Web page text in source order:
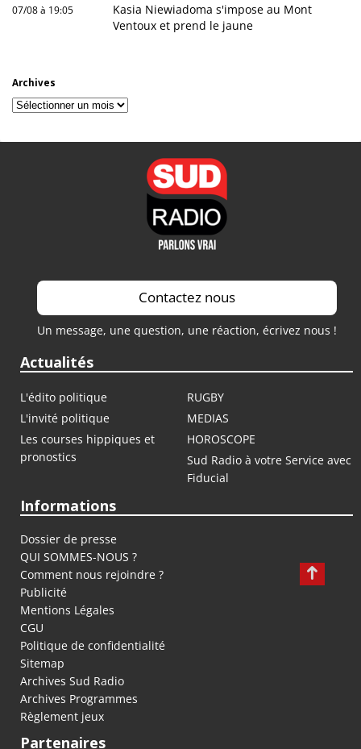
07/08 à 19:05
Kasia Niewiadoma s'impose au Mont
Ventoux et prend le jaune
Archives
Archives
Contactez nous
Un message, une question, une réaction, écrivez nous !
Actualités
L'édito politique
RUGBY
L'invité politique
MEDIAS
Les courses hippiques et
pronostics
HOROSCOPE
Sud Radio à votre Service avec
Fiducial
Informations
Dossier de presse
QUI SOMMES-NOUS ?
Comment nous rejoindre ?
Publicité
Mentions Légales
CGU
Politique de confidentialité
Sitemap
Archives Sud Radio
Archives Programmes
Règlement jeux
Partenaires